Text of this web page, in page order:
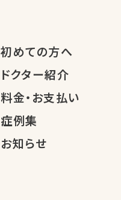
初めての方へ
ドクター紹介
料金・お支払い
症例集
お知らせ